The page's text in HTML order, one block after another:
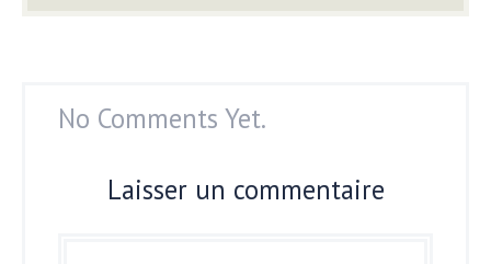
No Comments Yet.
Laisser un commentaire